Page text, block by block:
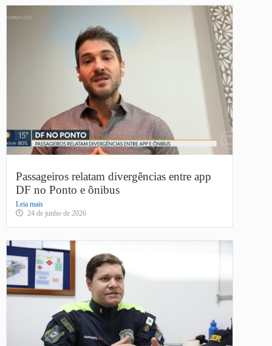
Passageiros relatam divergências entre app
DF no Ponto e ônibus
Leia mais
24 de junho de 2026